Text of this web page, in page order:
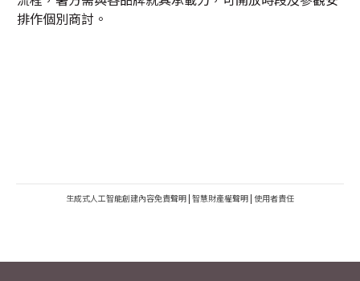
排作個別商討。
生成式人工智能創建內容免責聲明 | 智慧財產權聲明 | 使用者責任